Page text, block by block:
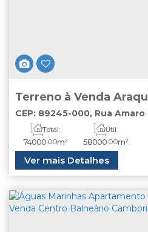
Terreno à Venda
CEP: 89245-000, Rua
Número
, Porto
Catarina,Brasil
Total:
74000.00m²
Útil:
58000.00m²
Ver mais Detalhes